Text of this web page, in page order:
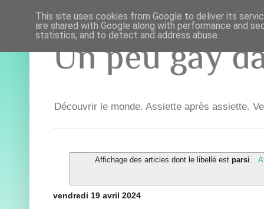
Un peu gay
Découvrir le monde. Assiette après assiette.
Affichage des articles dont le libellé estparsi.
vendredi 19 avril 2024
This site uses cookies from Google to deliver its
are shared with Google along with performance and
statistics, and to detect and address abuse.